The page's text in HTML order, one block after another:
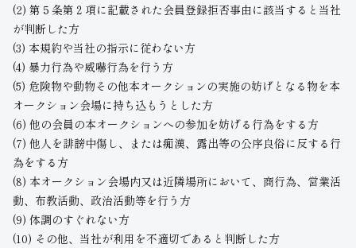
(2) 第５条第２項に記載された会員登録拒否事由に該当すると当社
が判断した方
(3) 本規約や当社の指示に従わない方
(4) 暴力行為や威嚇行為を行う方
(5) 危険物や動物その他本オークションの実施の妨げとなる物を本
オークション会場に持ち込もうとした方
(6) 他の会員の本オークションへの参加を妨げる行為をする方
(7) 他人を誹謗中傷し、または痴漢、露出等の公序良俗に反する行
為をする方
(8) 本オークション会場内又は近隣場所において、商行為、営業活
動、布教活動、政治活動等を行う方
(9) 体調のすぐれない方
(10) その他、当社が利用を不適切であると判断した方